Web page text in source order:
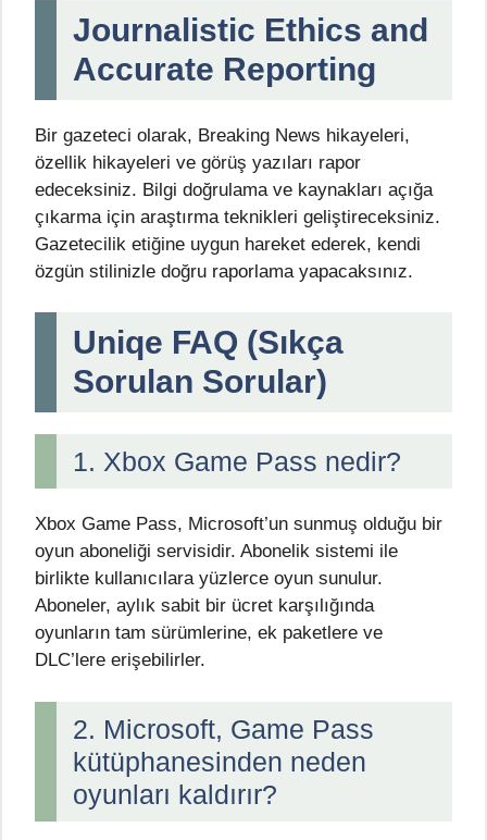
Journalistic Ethics and
Accurate Reporting
Bir gazeteci olarak, Breaking News hikayeleri,
özellik hikayeleri ve görüş yazıları rapor
edeceksiniz. Bilgi doğrulama ve kaynakları açığa
çıkarma için araştırma teknikleri geliştireceksiniz.
Gazetecilik etiğine uygun hareket ederek, kendi
özgün stilinizle doğru raporlama yapacaksınız.
Uniqe FAQ (Sıkça
Sorulan Sorular)
1. Xbox Game Pass nedir?
Xbox Game Pass, Microsoft’un sunmuş olduğu bir
oyun aboneliği servisidir. Abonelik sistemi ile
birlikte kullanıcılara yüzlerce oyun sunulur.
Aboneler, aylık sabit bir ücret karşılığında
oyunların tam sürümlerine, ek paketlere ve
DLC’lere erişebilirler.
2. Microsoft, Game Pass
kütüphanesinden neden
oyunları kaldırır?